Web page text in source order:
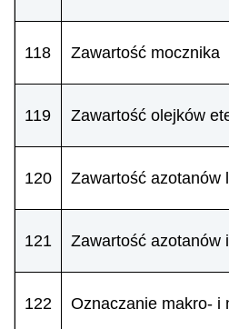
118 Zawartość mocznika
119 Zawartość olejków
120 Zawartość azotanów
121 Zawartość azotanów
122 Oznaczanie makro- i